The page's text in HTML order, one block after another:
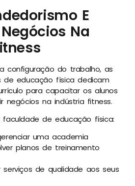
E
Na
configuração do trabalho, as
de educação física dedicam
para capacitar os alunos
negócios na indústria fitness.
de educação física:
uma academia
planos de treinamento
de qualidade aos seus